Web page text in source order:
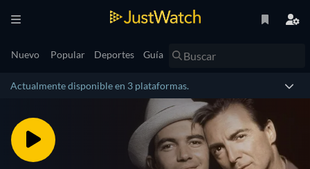
Nuevo Popular Deportes Guía
Actualmente disponible en 3 plataformas.